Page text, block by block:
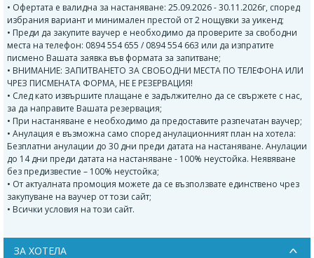
• Офертата е валидна за настаняване: 25.09.2026 - 30.11.2026г, според
избрания вариант и минимален престой от 2 нощувки за уикенд;
• Преди да закупите ваучер е необходимо да проверите за свободни
места на телефон: 0894 554 655 / 0894 554 663 или да изпратите
писмено Вашата заявка във формата за запитване;
• ВНИМАНИЕ: ЗАПИТВАНЕТО ЗА СВОБОДНИ МЕСТА ПО ТЕЛЕФОНА ИЛИ
ЧРЕЗ ПИСМЕНАТА ФОРМА, НЕ Е РЕЗЕРВАЦИЯ!
• След като извършите плащане е задължително да се свържете с нас,
за да направите Вашата резервация;
• При настаняване е необходимо да предоставите разпечатан ваучер;
• Анулация е възможна само според анулационният план на хотела:
Безплатни анулации до 30 дни преди датата на настаняване. Анулации
до 14 дни преди датата на настаняване - 100% неустойка. Неявяване
без предизвестие – 100% неустойка;
• От актуалната промоция можете да се възползвате единствено чрез
закупуване на ваучер от този сайт;
• Всички условия на този сайт.
ЗА ХОТЕЛА